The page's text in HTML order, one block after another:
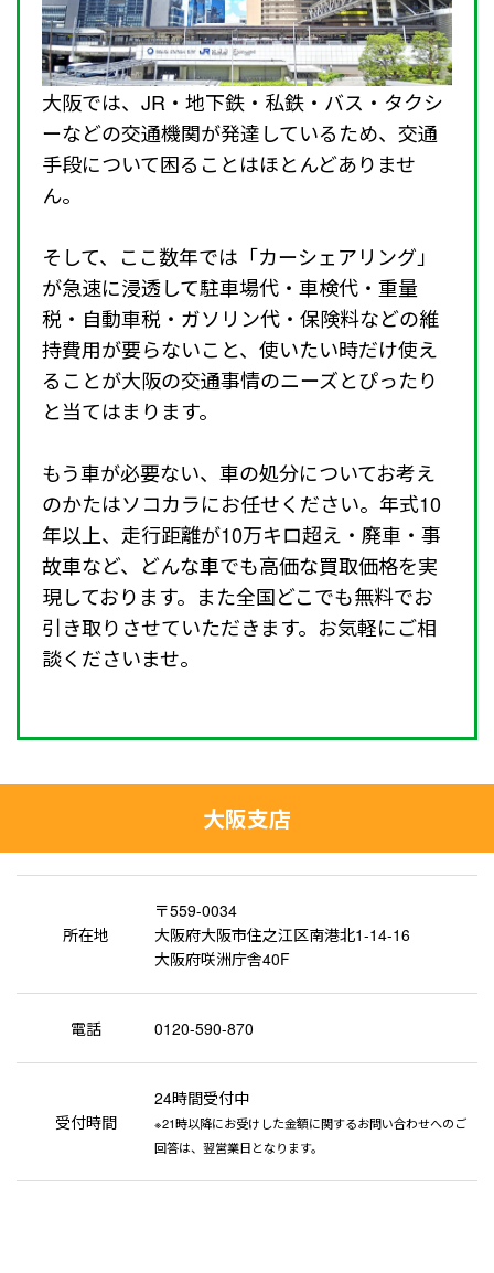
大阪では、JR・地下鉄・私鉄・バス・タクシ
ーなどの交通機関が発達しているため、交通
手段について困ることはほとんどありませ
ん。
そして、ここ数年では「カーシェアリング」
が急速に浸透して駐車場代・車検代・重量
税・自動車税・ガソリン代・保険料などの維
持費用が要らないこと、使いたい時だけ使え
ることが大阪の交通事情のニーズとぴったり
と当てはまります。
もう車が必要ない、車の処分についてお考え
のかたはソコカラにお任せください。年式10
年以上、走行距離が10万キロ超え・廃車・事
故車など、どんな車でも高価な買取価格を実
現しております。また全国どこでも無料でお
引き取りさせていただきます。お気軽にご相
談くださいませ。
大阪支店
所在地
〒559-0034
大阪府大阪市住之江区南港北1-14-16
大阪府咲洲庁舎40F
電話 0120-590-870
受付時間
24時間受付中
※21時以降にお受けした金額に関するお問い合わせへのご
回答は、翌営業日となります。